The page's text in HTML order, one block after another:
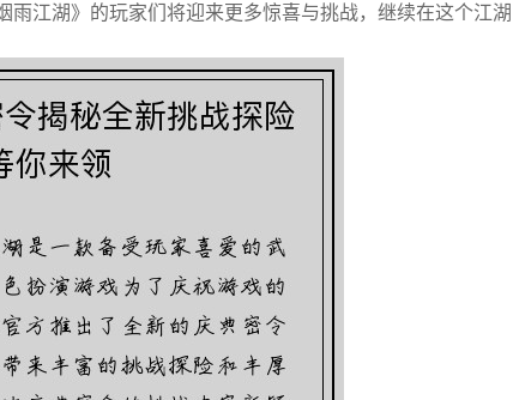
雨江湖》的玩家们将迎来更多惊喜与挑战，继续在这个江湖